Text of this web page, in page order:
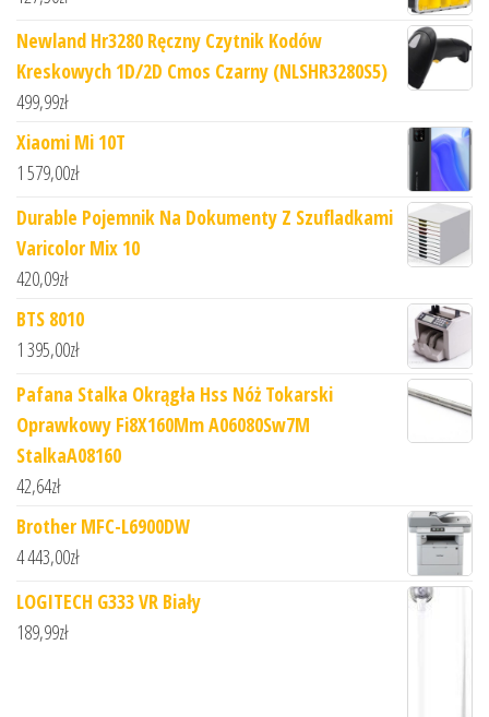
Newland Hr3280 Ręczny Czytnik Kodów
Kreskowych 1D/2D Cmos Czarny (NLSHR3280S5)
499,99zł
Xiaomi Mi 10T
1 579,00zł
Durable Pojemnik Na Dokumenty Z Szufladkami
Varicolor Mix 10
420,09zł
BTS 8010
1 395,00zł
Pafana Stalka Okrągła Hss Nóż Tokarski
Oprawkowy Fi8X160Mm A06080Sw7M
StalkaA08160
42,64zł
Brother MFC-L6900DW
4 443,00zł
LOGITECH G333 VR Biały
189,99zł